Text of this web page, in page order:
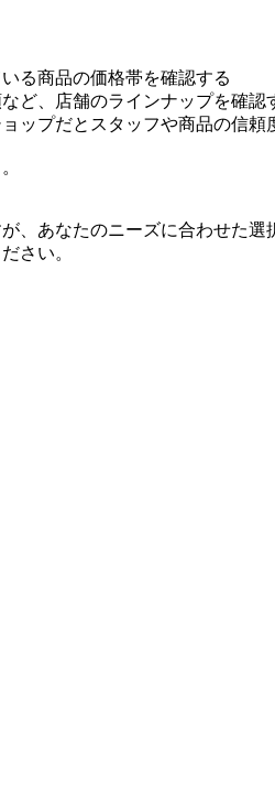
る商品の価格帯を確認する
、店舗のラインナップを確認
ップだとスタッフや商品の信頼
、あなたのニーズに合わせた選
さい。